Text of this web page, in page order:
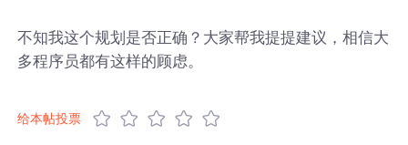
不知我这个规划是否正确？大家帮我提提建议，相信大
多程序员都有这样的顾虑。
给本帖投票